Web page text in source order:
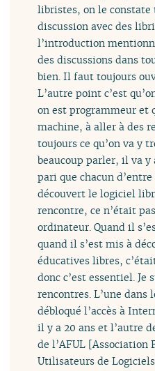
libristes, on le constate
discussion avec des
l’introduction
des discussions dans
bien. Il faut toujours
L’autre point c’est
on est programmeur et
machine, à aller à des
toujours ce qu’on va y
beaucoup parler, il va y
pari que chacun
découvert le logiciel
rencontre, ce n’était
ordinateur. Quand il
quand il s’est mis à
éducatives libres,
donc c’est essentiel.
rencontres. L’une dans
débloqué l’accès à
il y a 20 ans et l’autre
de l’AFUL [Association
Utilisateurs de